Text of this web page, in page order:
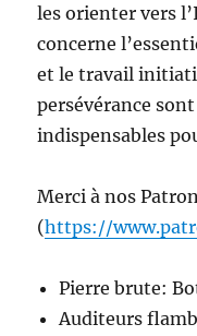
les orienter vers
concerne
et le travail
persévérance
indispensables
Merci à nos
(https://
Pierre brute:
Auditeurs